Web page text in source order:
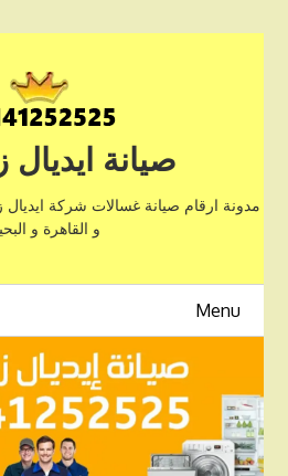
صيانة
مدونة ارقام صيانة غسالات شركة ايديال
و القاهرة و
Menu